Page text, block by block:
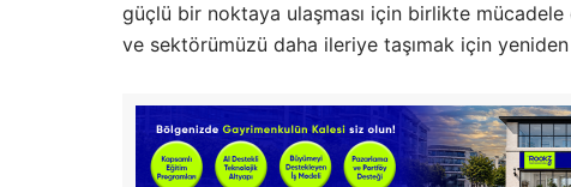
güçlü bir noktaya ulaşması için birlikte
ve sektörümüzü daha ileriye taşımak için yeniden